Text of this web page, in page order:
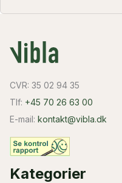
CVR: 35 02 94 35
Tlf: +45 70 26 63 00
E-mail: kontakt@vibla.dk
Kategorier